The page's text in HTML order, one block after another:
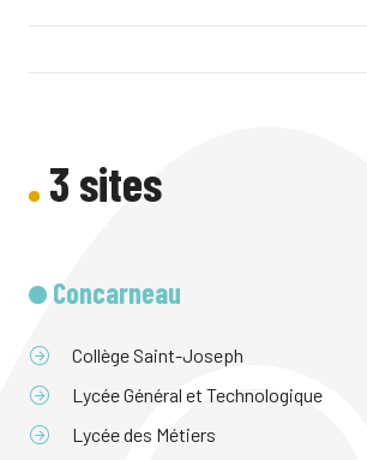
3 sites
Concarneau
Collège Saint-Joseph
Lycée Général et Technologique
Lycée des Métiers